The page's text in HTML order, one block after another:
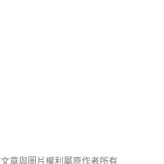
文章與圖片權利屬原作者所有